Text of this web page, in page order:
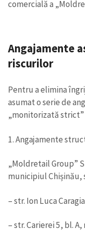
comercială a
Angajamente
riscurilor
Pentru a elimina
asumat o serie de
„monitorizată
1. Angajamente
„Moldretail Group”
municipiul Chișinău,
– str. Ion Luca
– str. Carierei 5, bl. A,